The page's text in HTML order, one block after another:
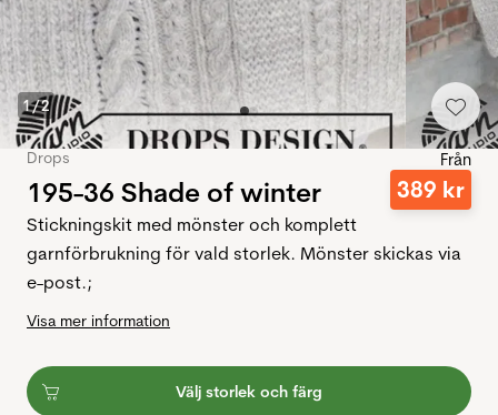
1/2
Drops
195-36 Shade of winter
Från
389 kr
Stickningskit med mönster och komplett
garnförbrukning för vald storlek. Mönster skickas via
e-post.;
Visa mer information
Välj storlek och färg